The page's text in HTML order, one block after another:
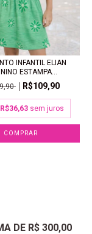
INFANTIL ELIAN
ESTAMPA...
R$109,90
R$36,63 sem juros
COMPRAR
DE R$ 300,00